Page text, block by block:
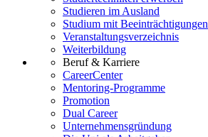
Studieren im Ausland
Studium mit Beeinträchtigungen
Veranstaltungsverzeichnis
Weiterbildung
Beruf & Karriere
CareerCenter
Mentoring-Programme
Promotion
Dual Career
Unternehmensgründung